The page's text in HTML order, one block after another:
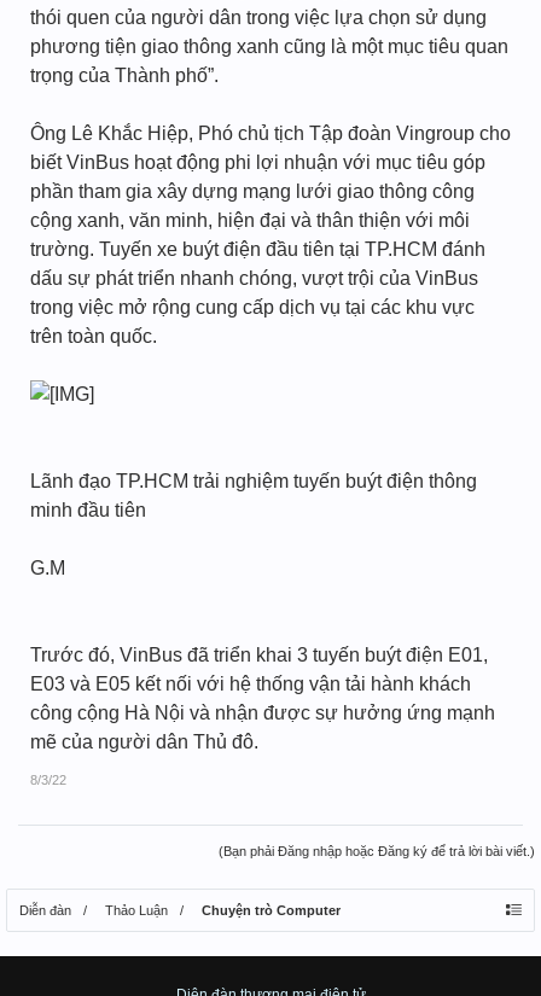
thói quen của người dân trong việc lựa chọn sử dụng
phương tiện giao thông xanh cũng là một mục tiêu quan
trọng của Thành phố”.
Ông Lê Khắc Hiệp, Phó chủ tịch Tập đoàn Vingroup cho
biết VinBus hoạt động phi lợi nhuận với mục tiêu góp
phần tham gia xây dựng mạng lưới giao thông công
cộng xanh, văn minh, hiện đại và thân thiện với môi
trường. Tuyến xe buýt điện đầu tiên tại TP.HCM đánh
dấu sự phát triển nhanh chóng, vượt trội của VinBus
trong việc mở rộng cung cấp dịch vụ tại các khu vực
trên toàn quốc.
Lãnh đạo TP.HCM trải nghiệm tuyến buýt điện thông
minh đầu tiên
G.M
Trước đó, VinBus đã triển khai 3 tuyến buýt điện E01,
E03 và E05 kết nối với hệ thống vận tải hành khách
công cộng Hà Nội và nhận được sự hưởng ứng mạnh
mẽ của người dân Thủ đô.
8/3/22
(Bạn phải Đăng nhập hoặc Đăng ký để trả lời bài viết.)
Diễn đàn Thảo Luận Chuyện trò Computer